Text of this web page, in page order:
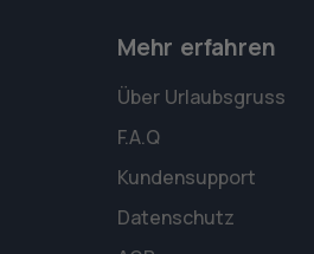
Mehr erfahren
Über Urlaubsgruss
F.A.Q
Kundensupport
Datenschutz